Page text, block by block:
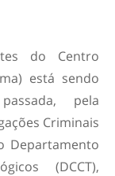
do Centro
está sendo
pela
Criminais
Departamento
(DCCT),